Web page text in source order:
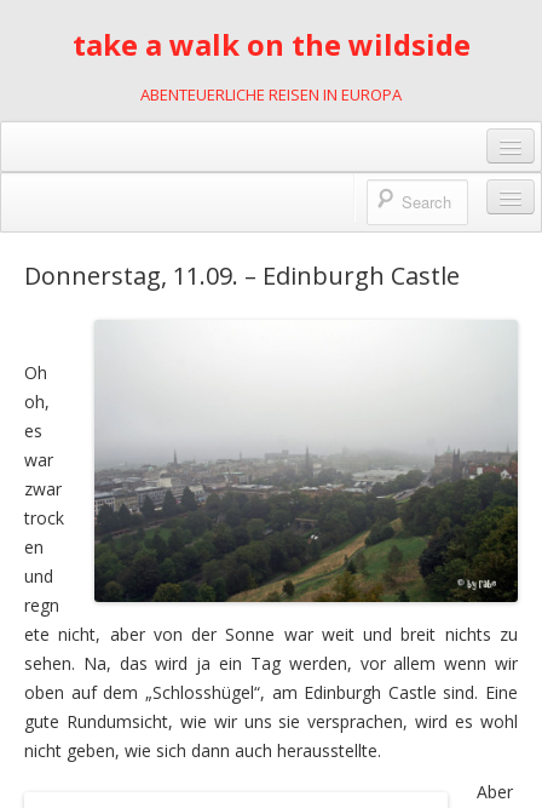
take a walk on the wildside
ABENTEUERLICHE REISEN IN EUROPA
Links
Kontakt
Datenschutzerklärung
2002
Kajakfahren in Polen
2007
Rumänien
2009
Mit Motorrädern vier Wochen durch Südnorwegen
Ein Wort zuvor
Die erste Woche – Südnorwegen
Donnerstag, 11.09. – Edinburgh Castle
Oh
oh,
es
war
zwar
trock
en
und
regn
ete nicht, aber von der Sonne war weit und breit nichts zu
sehen. Na, das wird ja ein Tag werden, vor allem wenn wir
oben auf dem „Schlosshügel“, am Edinburgh Castle sind. Eine
gute Rundumsicht, wie wir uns sie versprachen, wird es wohl
nicht geben, wie sich dann auch herausstellte.
Aber